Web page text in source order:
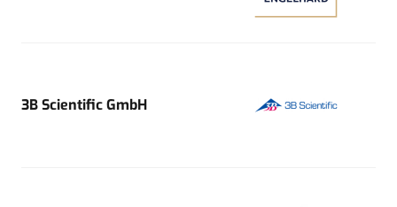
3B Scientific GmbH